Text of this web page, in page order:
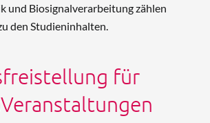
und Biosignalverarbeitung zählen
den Studieninhalten.
für